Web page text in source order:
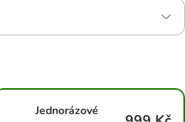
Jednorázové